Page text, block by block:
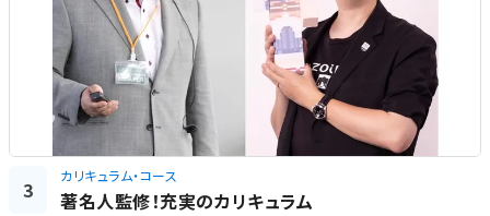
3
カリキュラム・コース
著名人監修！充実のカリキュラム